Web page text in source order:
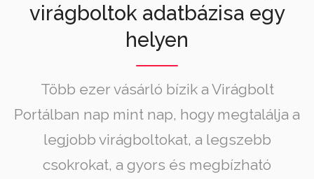
virágboltok adatbázisa egy
helyen
Több ezer vásárló bízik a Virágbolt
Portálban nap mint nap, hogy megtalálja a
legjobb virágboltokat, a legszebb
csokrokat, a gyors és megbízható